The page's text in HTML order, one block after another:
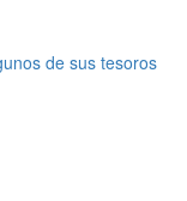
de sus tesoros